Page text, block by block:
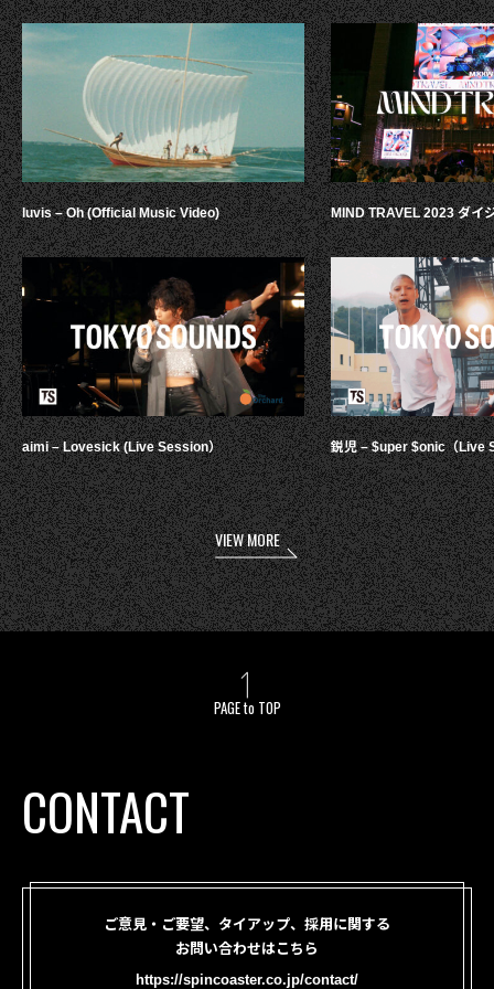
luvis – Oh (Official Music Video)
aimi – Lovesick (Live Session）
MIND TRAVEL 2023 ダイ
鋭児 – $uper $onic（Live
VIEW MORE
PAGE to TOP
CONTACT
ご意見・ご要望、タイアップ、採用に関する
お問い合わせはこちら
https://spincoaster.co.jp/contact/